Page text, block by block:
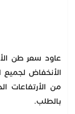
الأنخفاض
من الأرتفاعات
بالطلب.